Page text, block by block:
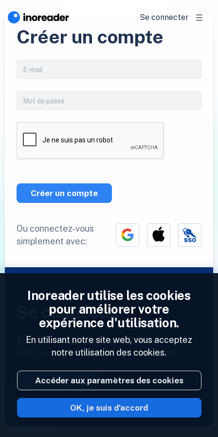
Se connecter
Créer un compte
Créer un compte
Ou connectez-vous
simplement avec:
Se connecter
Vous avez déjà un compte ? Entrez votre
profil et accédez à vos flux maintenant.
Se connecter
2023 © Inoreader
Inoreader utilise les cookies
pour améliorer votre
expérience d'utilisation.
En utilisant notre site web, vous acceptez
notre utilisation des cookies.
Accéder aux paramètres des cookies
OK, je suis d'accord